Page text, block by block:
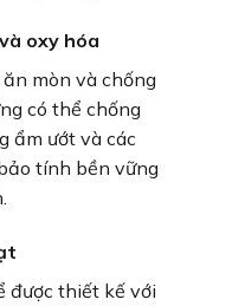
oxy hóa
mòn và chống
có thể chống
ẩm ướt và các
tính bền vững
được thiết kế với